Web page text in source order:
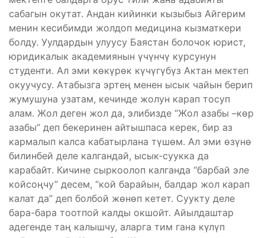
сабагын окутат. Андан кийинки кызыбыз Айгерим
менин кесибимди жолдоп медицина кызматкери
болду. Уулдардын улуусу Баястан болочок юрист,
юридикалык академиянын үчүнчү курсунун
студенти. Ал эми көкүрөк күчүгүбүз Актан мектеп
окуучусу. Атабызга эртең менен ысык чайын берип
жумушуна узатам, кечинде жолун карап тосуп
алам. Жол деген жол да, элибизде “Жол азабы –көр
азабы” деп бекеринен айтышпаса керек, бир аз
кармалып калса кабатырлана түшөм. Ал эми өзүнө
билинбей деле калгандай, ысык-суукка да
карабайт. Кичине сыркоолоп калганда “барбай эле
койсоңчу” десем, “кой барайын, балдар жол карап
калат да” деп болбой жөнөп кетет. Суукту деле
бара-бара тоотпой калды окшойт. Айылдаштар
адегенде таң калышчу, аларга тим гана күлүп